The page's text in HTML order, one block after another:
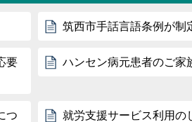
筑西市手話言語条例が制
要
ハンセン病元患者のご家
つ
就労支援サービス利用の